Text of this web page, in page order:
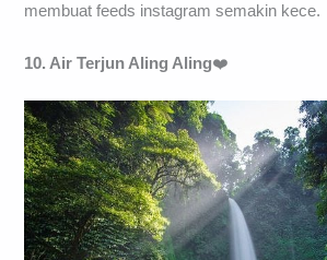
membuat feeds instagram semakin kece.
10. Air Terjun Aling Aling❤️